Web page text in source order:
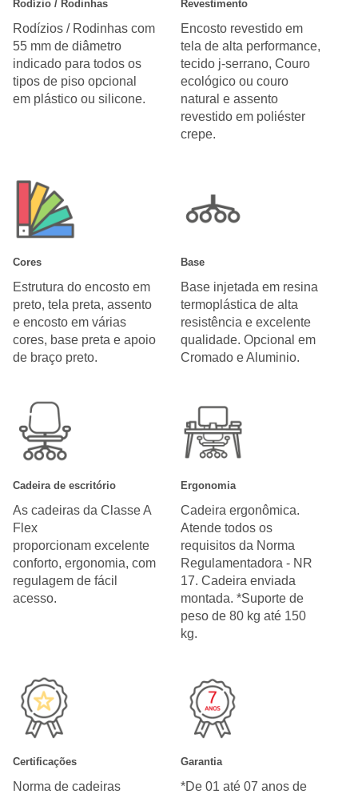
Rodízio / Rodinhas
Rodízios / Rodinhas com
55 mm de diâmetro
indicado para todos os
tipos de piso opcional
em plástico ou silicone.
Revestimento
Encosto revestido em
tela de alta performance,
tecido j-serrano, Couro
ecológico ou couro
natural e assento
revestido em poliéster
crepe.
Cores
Estrutura do encosto em
preto, tela preta, assento
e encosto em várias
cores, base preta e apoio
de braço preto.
Base
Base injetada em resina
termoplástica de alta
resistência e excelente
qualidade. Opcional em
Cromado e Aluminio.
Cadeira de escritório
As cadeiras da Classe A
Flex
proporcionam excelente
conforto, ergonomia, com
regulagem de fácil
acesso.
Ergonomia
Cadeira ergonômica.
Atende todos os
requisitos da Norma
Regulamentadora - NR
17. Cadeira enviada
montada. *Suporte de
peso de 80 kg até 150
kg.
Certificações
Norma de cadeiras
Garantia
*De 01 até 07 anos de